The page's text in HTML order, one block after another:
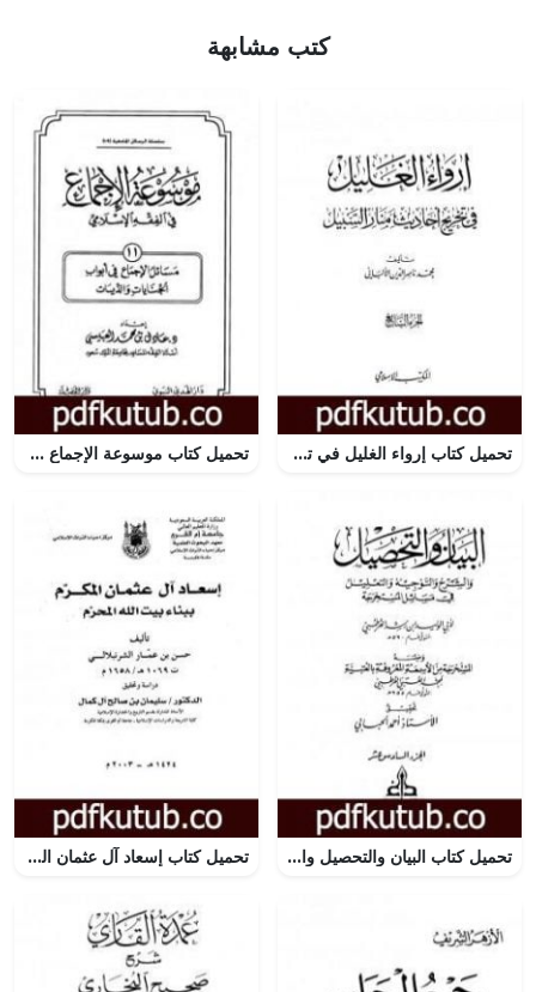
كتب مشابهة
تحميل كتاب إرواء الغليل في تخرج أحاديث منار السبيل – الجزء السابع: تابع النكاح – الحدود PDF تأليف محمد ناصر الدين الألباني مجانا [كامل] تحميل كتاب موسوعة الإجماع في الفقه الإسلامي – الجزء الحادي عشر: الجنايات والديات PDF تأليف مجموعة من المؤلفين مجانا [كامل]
تحميل كتاب البيان والتحصيل والشرح والتوجيه والتعليل – الجزء السادس عشر PDF تأليف ابن رشد مجانا [كامل] تحميل كتاب إسعاد آل عثمان المكرم ببناء بيت الله المحرم PDF تأليف حسن بن عمار بن علي الشرنبلالي الحنفي مجانا [كامل]